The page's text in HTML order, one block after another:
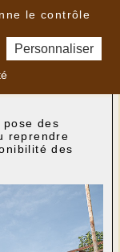
des
reprendre
des
le contrôle
Personnaliser